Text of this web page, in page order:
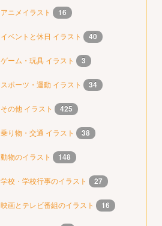
アニメイラスト 16
イベントと休日 イラスト 40
ゲーム・玩具 イラスト 3
スポーツ・運動 イラスト 34
その他 イラスト 425
乗り物・交通 イラスト 38
動物のイラスト 148
学校・学校行事のイラスト 27
映画とテレビ番組のイラスト 16